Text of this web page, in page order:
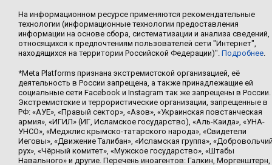
На информационном ресурсе применяются рекомендательные
технологии (информационные технологии предоставления
информации на основе сбора, систематизации и анализа сведений,
относящихся к предпочтениям пользователей сети "Интернет",
находящихся на территории Российской Федерации)". Подробнее.
*Meta Platforms признана экстремистской организацией, её
деятельность в России запрещена, а также принадлежащие ей
социальные сети Facebook и Instagram так же запрещены в России.
Экстремистские и террористические организации, запрещенные в
РФ: «АУЕ», «Правый сектор», «Азов», «Украинская повстанческая
армия», «ИГИЛ» (ИГ, Исламское государство), «Аль-Каида», «УНА-
УНСО», «Меджлис крымско-татарского народа», «Свидетели
Иеговы», «Движение Талибан», «Исламская группа»,
рух», «Чёрный комитет», «Мужское государство», «Штабы
Навального» и другие. Перечень иноагентов: Галкин, Моргенштерн,